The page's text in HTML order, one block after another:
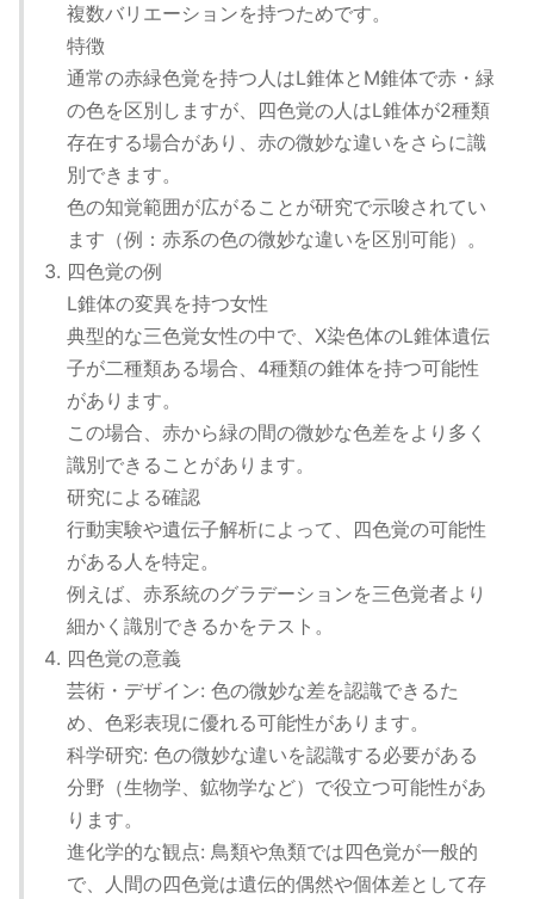
複数バリエーションを持つためです。
特徴
通常の赤緑色覚を持つ人はL錐体とM錐体で赤・緑
の色を区別しますが、四色覚の人はL錐体が2種類
存在する場合があり、赤の微妙な違いをさらに識
別できます。
色の知覚範囲が広がることが研究で示唆されてい
ます（例：赤系の色の微妙な違いを区別可能）。
四色覚の例
L錐体の変異を持つ女性
典型的な三色覚女性の中で、X染色体のL錐体遺伝
子が二種類ある場合、4種類の錐体を持つ可能性
があります。
この場合、赤から緑の間の微妙な色差をより多く
識別できることがあります。
研究による確認
行動実験や遺伝子解析によって、四色覚の可能性
がある人を特定。
例えば、赤系統のグラデーションを三色覚者より
細かく識別できるかをテスト。
四色覚の意義
芸術・デザイン: 色の微妙な差を認識できるた
め、色彩表現に優れる可能性があります。
科学研究: 色の微妙な違いを認識する必要がある
分野（生物学、鉱物学など）で役立つ可能性があ
ります。
進化学的な観点: 鳥類や魚類では四色覚が一般的
で、人間の四色覚は遺伝的偶然や個体差として存